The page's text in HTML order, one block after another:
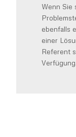
Wenn Sie
ebenfalls
einer
Referent
Verfügung.